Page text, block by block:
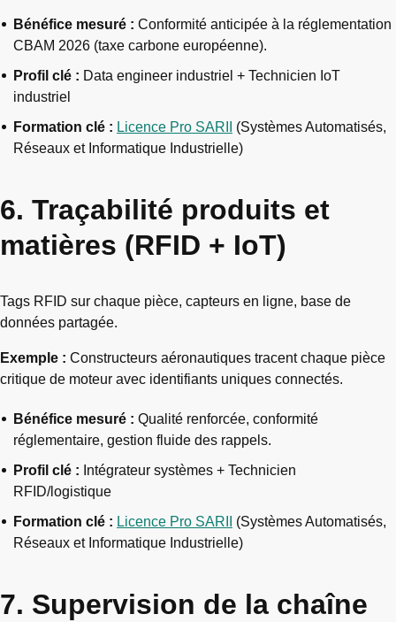
Bénéfice mesuré : Conformité anticipée à la réglementation
CBAM 2026 (taxe carbone européenne).
Profil clé : Data engineer industriel + Technicien IoT
industriel
Formation clé : Licence Pro SARII
(Systèmes Automatisés,
Réseaux et Informatique Industrielle)
6. Traçabilité produits et
matières (RFID + IoT)
Tags RFID sur chaque pièce, capteurs en ligne, base de
données partagée.
Exemple : Constructeurs aéronautiques tracent chaque pièce
critique de moteur avec identifiants uniques connectés.
Bénéfice mesuré : Qualité renforcée, conformité
réglementaire, gestion fluide des rappels.
Profil clé : Intégrateur systèmes + Technicien
RFID/logistique
Formation clé : Licence Pro SARII
(Systèmes Automatisés,
Réseaux et Informatique Industrielle)
7. Supervision de la chaîne